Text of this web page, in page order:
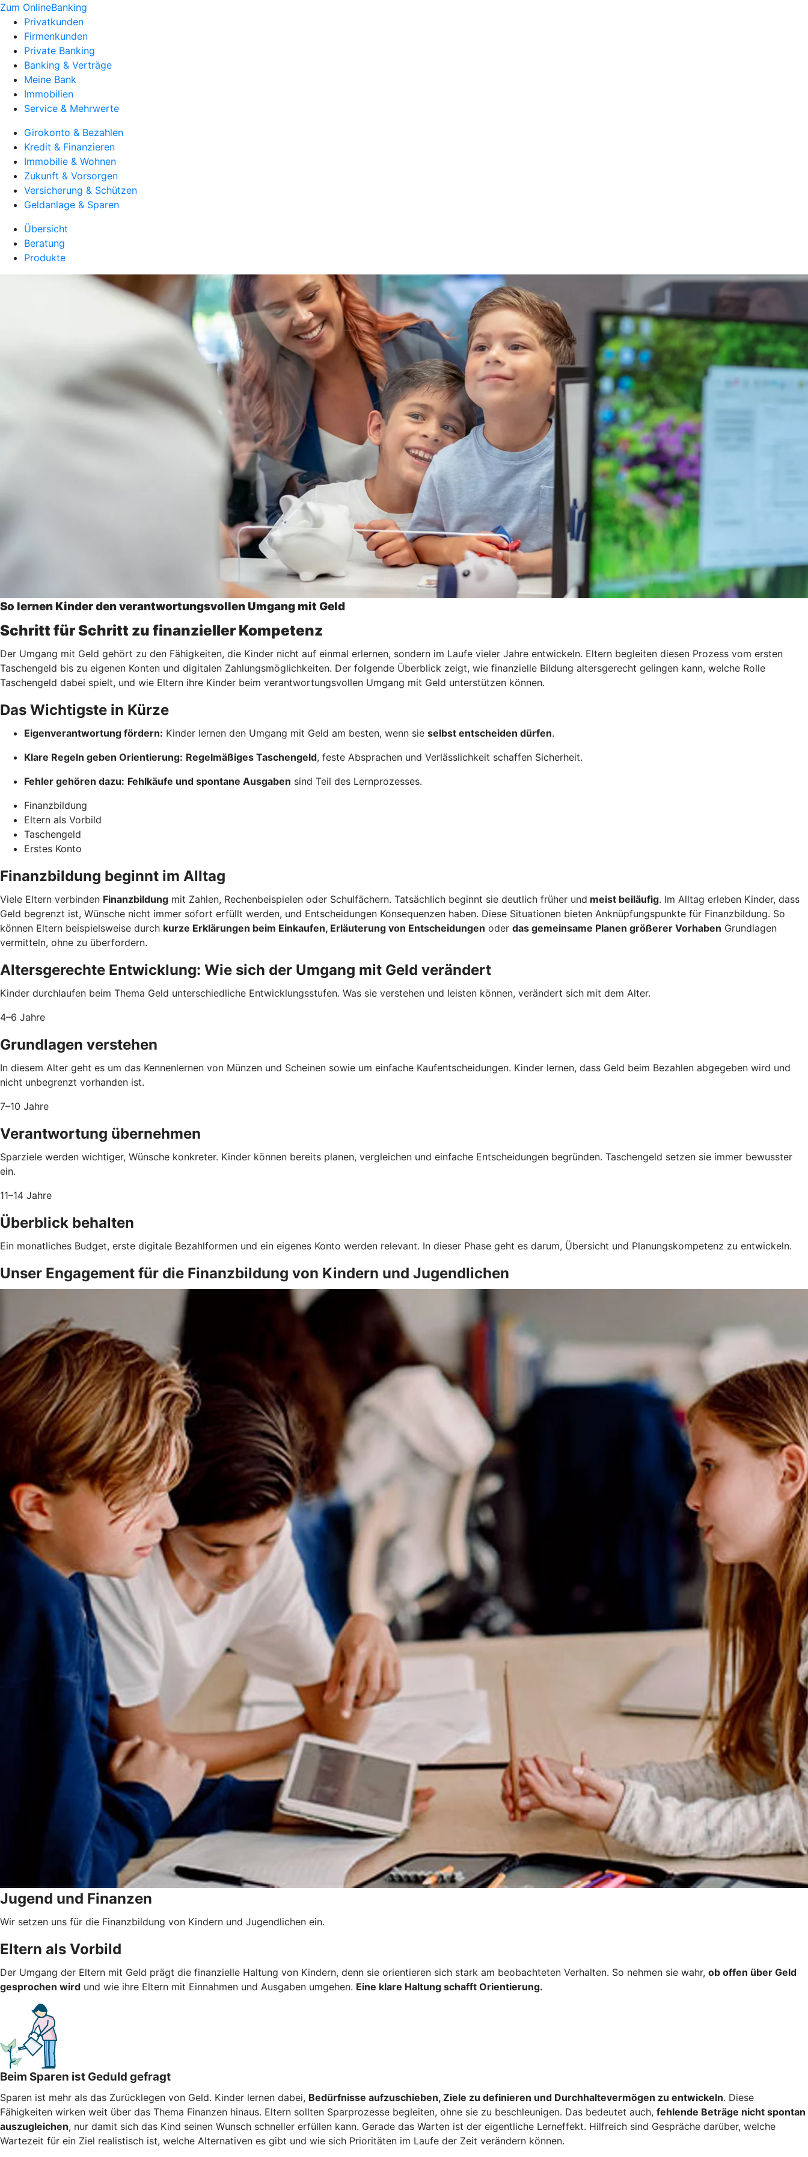
Zum OnlineBanking
Privatkunden
Firmenkunden
Private Banking
Banking & Verträge
Meine Bank
Immobilien
Service & Mehrwerte
Girokonto & Bezahlen
Kredit & Finanzieren
Immobilie & Wohnen
Zukunft & Vorsorgen
Versicherung & Schützen
Geldanlage & Sparen
Übersicht
Beratung
Produkte
So lernen Kinder den verantwortungsvollen Umgang mit Geld
Schritt für Schritt zu finanzieller Kompetenz
Der Umgang mit Geld gehört zu den Fähigkeiten, die Kinder nicht auf einmal erlernen, sondern im Laufe vieler Jahre entwickeln. Eltern begleiten diesen Prozess vom ersten
Taschengeld bis zu eigenen Konten und digitalen Zahlungsmöglichkeiten. Der folgende Überblick zeigt, wie finanzielle Bildung altersgerecht gelingen kann, welche Rolle
Taschengeld dabei spielt, und wie Eltern ihre Kinder beim verantwortungsvollen Umgang mit Geld unterstützen können.
Das Wichtigste in Kürze
Eigenverantwortung fördern: Kinder lernen den Umgang mit Geld am besten, wenn sie selbst entscheiden dürfen.
Klare Regeln geben Orientierung: Regelmäßiges Taschengeld, feste Absprachen und Verlässlichkeit schaffen Sicherheit.
Fehler gehören dazu: Fehlkäufe und spontane Ausgaben sind Teil des Lernprozesses.
Finanzbildung
Eltern als Vorbild
Taschengeld
Erstes Konto
Finanzbildung beginnt im Alltag
Viele Eltern verbinden Finanzbildung mit Zahlen, Rechenbeispielen oder Schulfächern. Tatsächlich beginnt sie deutlich früher und meist beiläufig. Im Alltag erleben Kinder, dass
Geld begrenzt ist, Wünsche nicht immer sofort erfüllt werden, und Entscheidungen Konsequenzen haben. Diese Situationen bieten Anknüpfungspunkte für Finanzbildung. So
können Eltern beispielsweise durch kurze Erklärungen beim Einkaufen, Erläuterung von Entscheidungen oder das gemeinsame Planen größerer Vorhaben Grundlagen
vermitteln, ohne zu überfordern.
Altersgerechte Entwicklung: Wie sich der Umgang mit Geld verändert
Kinder durchlaufen beim Thema Geld unterschiedliche Entwicklungsstufen. Was sie verstehen und leisten können, verändert sich mit dem Alter.
4–6 Jahre
Grundlagen verstehen
In diesem Alter geht es um das Kennenlernen von Münzen und Scheinen sowie um einfache Kaufentscheidungen. Kinder lernen, dass Geld beim Bezahlen abgegeben wird und
nicht unbegrenzt vorhanden ist.
7–10 Jahre
Verantwortung übernehmen
Sparziele werden wichtiger, Wünsche konkreter. Kinder können bereits planen, vergleichen und einfache Entscheidungen begründen. Taschengeld setzen sie immer bewusster
ein.
11–14 Jahre
Überblick behalten
Ein monatliches Budget, erste digitale Bezahlformen und ein eigenes Konto werden relevant. In dieser Phase geht es darum, Übersicht und Planungskompetenz zu entwickeln.
Unser Engagement für die Finanzbildung von Kindern und Jugendlichen
Jugend und Finanzen
Wir setzen uns für die Finanzbildung von Kindern und Jugendlichen ein.
Eltern als Vorbild
Der Umgang der Eltern mit Geld prägt die finanzielle Haltung von Kindern, denn sie orientieren sich stark am beobachteten Verhalten. So nehmen sie wahr, ob offen über Geld
gesprochen wird und wie ihre Eltern mit Einnahmen und Ausgaben umgehen. Eine klare Haltung schafft Orientierung.
Beim Sparen ist Geduld gefragt
Sparen ist mehr als das Zurücklegen von Geld. Kinder lernen dabei, Bedürfnisse aufzuschieben, Ziele zu definieren und Durchhaltevermögen zu entwickeln. Diese
Fähigkeiten wirken weit über das Thema Finanzen hinaus. Eltern sollten Sparprozesse begleiten, ohne sie zu beschleunigen. Das bedeutet auch, fehlende Beträge nicht spontan
auszugleichen, nur damit sich das Kind seinen Wunsch schneller erfüllen kann. Gerade das Warten ist der eigentliche Lerneffekt. Hilfreich sind Gespräche darüber, welche
Wartezeit für ein Ziel realistisch ist, welche Alternativen es gibt und wie sich Prioritäten im Laufe der Zeit verändern können.